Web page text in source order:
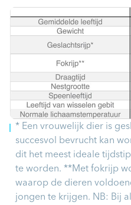
* Een vrouwelijk dier is
succesvol bevrucht kan
dit het meest ideale
te worden. **Met fokrijp
waarop de dieren
jongen te krijgen. NB: Bij